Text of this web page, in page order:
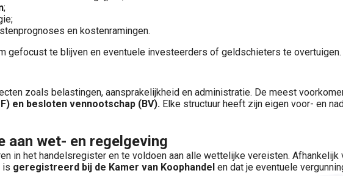
;
en kostenramingen.
gefocust te blijven en eventuele investeerders of geldschieters te overtuigen.
zoals belastingen, aansprakelijkheid en administratie. De meest
en besloten vennootschap (BV). Elke structuur heeft zijn eigen voor- en
aan wet- en regelgeving
in het handelsregister en te voldoen aan alle wettelijke vereisten. Afhankelijk
is geregistreerd bij de Kamer van Koophandel en dat je eventuele